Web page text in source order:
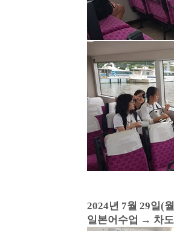
2024년 7월 29일(
일본어수업 → 차